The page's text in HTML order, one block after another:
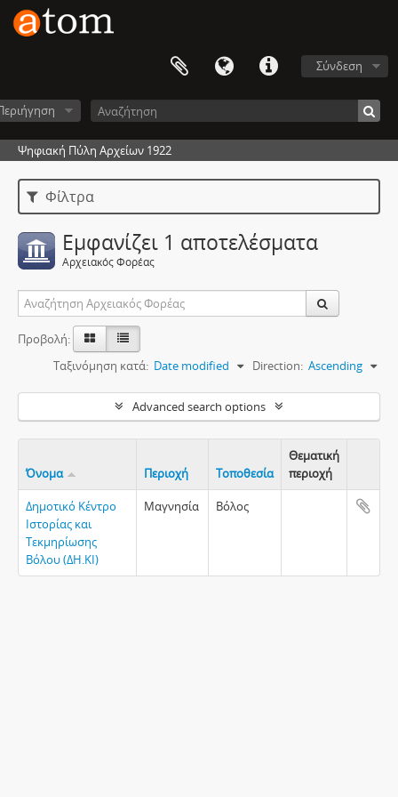
Σύνδεση
Ψηφιακή Πύλη Αρχείων 1922
Φίλτρα
Εμφανίζει 1 αποτελέσματα
Αρχειακός Φορέας
Προβολή:
Ταξινόμηση κατά: Date modified Direction: Ascending
Advanced search options
Όνομα Περιοχή Τοποθεσία
Θεματική
περιοχή
Δημοτικό Κέντρο
Ιστορίας και
Τεκμηρίωσης
Βόλου (ΔΗ.ΚΙ)
Μαγνησία Βόλος